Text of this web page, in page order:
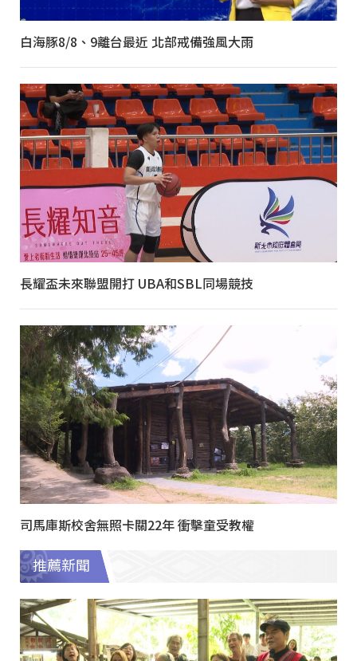
白海豚8/8、9離台最近 北部戒備強風大雨
長耀盃未來聯盟開打 UBA和SBL同場競技
司馬庫斯校舍無照卡關22年 衝擊童受教權
推薦新聞